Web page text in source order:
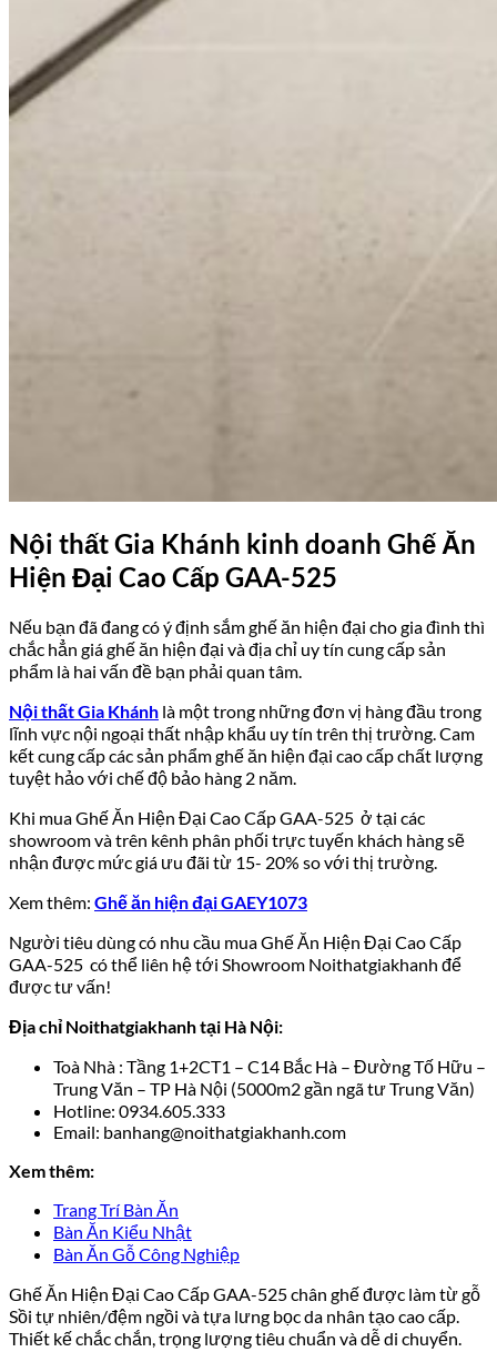
Nội thất Gia Khánh kinh doanh Ghế Ăn
Hiện Đại Cao Cấp GAA-525
Nếu bạn đã đang có ý định sắm ghế ăn hiện đại cho gia đình thì
chắc hẳn giá ghế ăn hiện đại và địa chỉ uy tín cung cấp sản
phẩm là hai vấn đề bạn phải quan tâm.
Nội thất Gia Khánh là một trong những đơn vị hàng đầu trong
lĩnh vực nội ngoại thất nhập khẩu uy tín trên thị trường. Cam
kết cung cấp các sản phẩm ghế ăn hiện đại cao cấp chất lượng
tuyệt hảo với chế độ bảo hàng 2 năm.
Khi mua Ghế Ăn Hiện Đại Cao Cấp GAA-525 ở tại các
showroom và trên kênh phân phối trực tuyến khách hàng sẽ
nhận được mức giá ưu đãi từ 15- 20% so với thị trường.
Xem thêm: Ghế ăn hiện đại GAEY1073
Người tiêu dùng có nhu cầu mua Ghế Ăn Hiện Đại Cao Cấp
GAA-525 có thể liên hệ tới Showroom Noithatgiakhanh để
được tư vấn!
Địa chỉ Noithatgiakhanh tại Hà Nội:
Toà Nhà : Tầng 1+2CT1 – C14 Bắc Hà – Đường Tố Hữu –
Trung Văn – TP Hà Nội (5000m2 gần ngã tư Trung Văn)
Hotline: 0934.605.333
Email: banhang@noithatgiakhanh.com
Xem thêm:
Trang Trí Bàn Ăn
Bàn Ăn Kiểu Nhật
Bàn Ăn Gỗ Công Nghiệp
Ghế Ăn Hiện Đại Cao Cấp GAA-525 chân ghế được làm từ gỗ
Sồi tự nhiên/đệm ngồi và tựa lưng bọc da nhân tạo cao cấp.
Thiết kế chắc chắn, trọng lượng tiêu chuẩn và dễ di chuyển.